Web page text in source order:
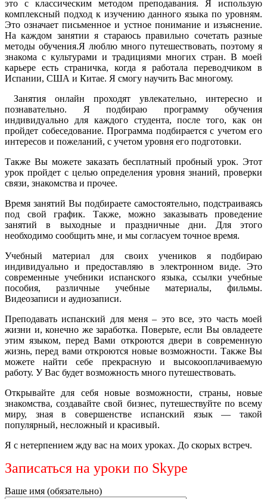
это с классическим методом преподавания. Я использую
комплексный подход к изучению данного языка по уровням.
Это означает письменное и устное понимание и изъяснение.
На каждом занятии я стараюсь правильно сочетать разные
методы обучения.Я люблю много путешествовать, поэтому я
знакома с культурами и традициями многих стран. В моей
карьере есть страничка, когда я работала переводчиком в
Испании, США и Китае. Я смогу научить Вас многому.
Занятия онлайн проходят увлекательно, интересно и
познавательно. Я подбираю программу обучения
индивидуально для каждого студента, после того, как он
пройдет собеседование. Программа подбирается с учетом его
интересов и пожеланий, с учетом уровня его подготовки.
Также Вы можете заказать бесплатный пробный урок. Этот
урок пройдет с целью определения уровня знаний, проверки
связи, знакомства и прочее.
Время занятий Вы подбираете самостоятельно, подстраиваясь
под свой график. Также, можно заказывать проведение
занятий в выходные и праздничные дни. Для этого
необходимо сообщить мне, и мы согласуем точное время.
Учебный материал для своих учеников я подбираю
индивидуально и предоставляю в электронном виде. Это
современные учебники испанского языка, ссылки учебные
пособия, различные учебные материалы, фильмы.
Видеозаписи и аудиозаписи.
Преподавать испанский для меня – это все, это часть моей
жизни и, конечно же заработка. Поверьте, если Вы овладеете
этим языком, перед Вами откроются двери в современную
жизнь, перед вами откроются новые возможности. Также Вы
можете найти себе прекрасную и высокооплачиваемую
работу. У Вас будет возможность много путешествовать.
Открывайте для себя новые возможности, страны, новые
знакомства, создавайте свой бизнес, путешествуйте по всему
миру, зная в совершенстве испанский язык — такой
популярный, несложный и красивый.
Я с нетерпением жду вас на моих уроках. До скорых встреч.
Записаться на уроки по Skype
Ваше имя (обязательно)